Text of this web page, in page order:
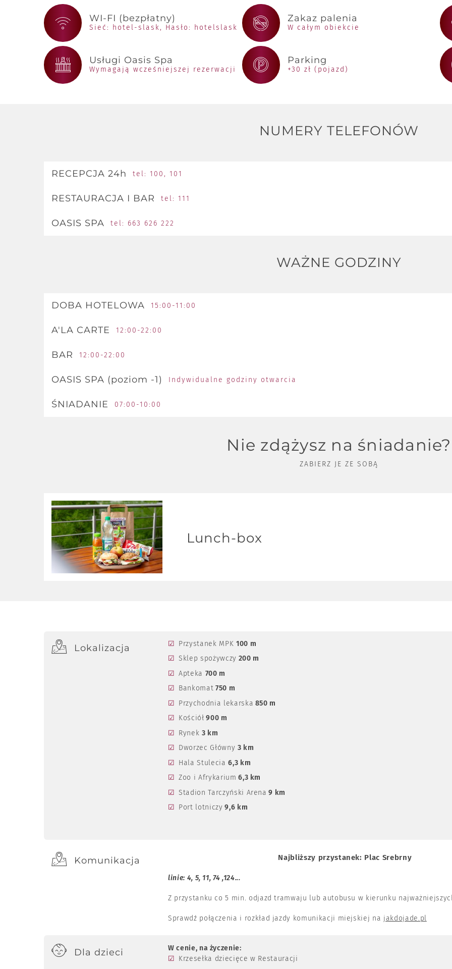
WI-FI (bezpłatny)
Sieć: hotel-slask, Hasło: hotelslask
Zakaz palenia
W całym obiekcie
Usługi Oasis Spa
Wymagają wcześniejszej rezerwacji
Parking
+30 zł (pojazd)
NUMERY TELEFONÓW
RECEPCJA 24h tel: 100, 101
RESTAURACJA I BAR tel: 111
OASIS SPA tel: 663 626 222
WAŻNE GODZINY
DOBA HOTELOWA 15:00-11:00
A'LA CARTE 12:00-22:00
BAR 12:00-22:00
OASIS SPA (poziom -1) Indywidualne godziny otwarcia
ŚNIADANIE 07:00-10:00
Nie zdążysz na śniadanie?
ZABIERZ JE ZE SOBĄ
Lunch-box
W celu zamówienia skontaktuj się z recepcją hotelu.
Lokalizacja Przystanek MPK 100 m
Sklep spożywczy 200 m
Apteka 700 m
Bankomat 750 m
Przychodnia lekarska 850 m
Kościół 900 m
Rynek3 km
Dworzec Główny 3 km
Hala Stulecia6,3 km
Zoo i Afrykarium 6,3 km
Stadion Tarczyński Arena 9 km
Port lotniczy 9,6 km
Komunikacja Najbliższy przystanek: Plac Srebrny
linie: 4, 5, 11, 74 ,124...
Z przystanku co 5 min. odjazd tramwaju lub autobusu w kierunku
Sprawdź połączenia i rozkład jazdy komunikacji miejskiej na jakdojade.pl
Dla dzieci
W cenie, na życzenie:
Krzesełka dziecięce w Restauracji